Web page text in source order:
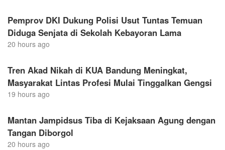
Pemprov DKI Dukung Polisi Usut Tuntas Temuan
Diduga Senjata di Sekolah Kebayoran Lama
20 hours ago
Tren Akad Nikah di KUA Bandung Meningkat,
Masyarakat Lintas Profesi Mulai Tinggalkan Gengsi
19 hours ago
Mantan Jampidsus Tiba di Kejaksaan Agung dengan
Tangan Diborgol
20 hours ago